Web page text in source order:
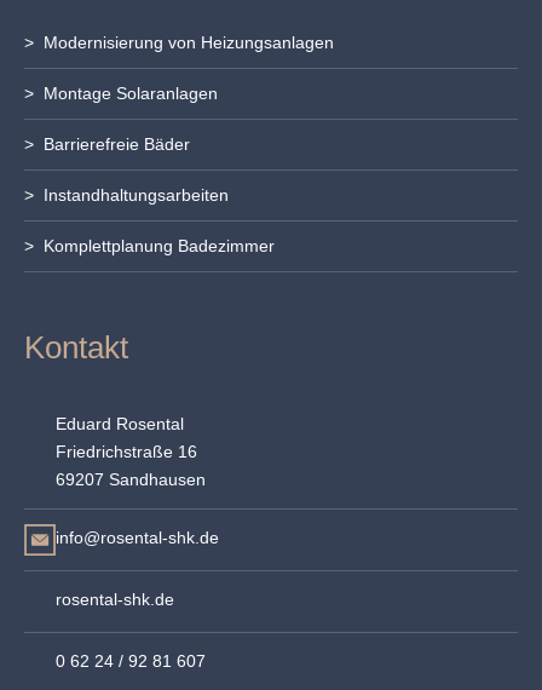
> Modernisierung von Heizungsanlagen
> Montage Solaranlagen
> Barrierefreie Bäder
> Instandhaltungsarbeiten
> Komplettplanung Badezimmer
Kontakt
Eduard Rosental
Friedrichstraße 16
69207 Sandhausen
info@rosental-shk.de
rosental-shk.de
0 62 24 / 92 81 607